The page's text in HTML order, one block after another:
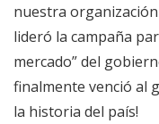
nuestra
lideró la campaña
mercado” del
finalmente venció al
la historia del país!